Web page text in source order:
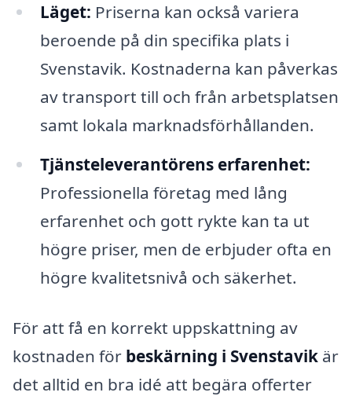
Läget: Priserna kan också variera
beroende på din specifika plats i
Svenstavik. Kostnaderna kan påverkas
av transport till och från arbetsplatsen
samt lokala marknadsförhållanden.
Tjänsteleverantörens erfarenhet:
Professionella företag med lång
erfarenhet och gott rykte kan ta ut
högre priser, men de erbjuder ofta en
högre kvalitetsnivå och säkerhet.
För att få en korrekt uppskattning av
kostnaden för beskärning i Svenstavik är
det alltid en bra idé att begära offerter